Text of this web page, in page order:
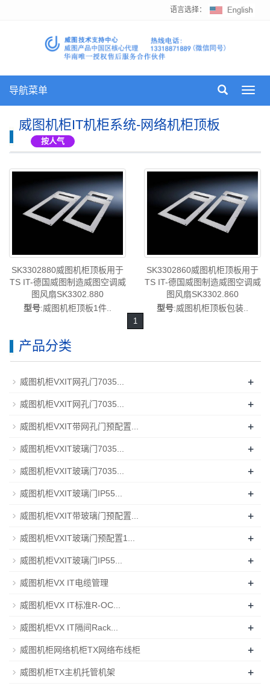
语言选择：
导航菜单
威图机柜IT机柜系统-网络机柜顶板
按人气
SK3302880威图机柜顶板用于
TS IT-德国威图制造威图空调威
图风扇SK3302.880
型号:威图机柜顶板1件..
SK3302860威图机柜顶板用于
TS IT-德国威图制造威图空调威
图风扇SK3302.860
型号:威图机柜顶板包装..
1
产品分类
威图机柜VXIT网孔门7035... +
威图机柜VXIT网孔门7035... +
威图机柜VXIT带网孔门预配置... +
威图机柜VXIT玻璃门7035... +
威图机柜VXIT玻璃门7035... +
威图机柜VXIT玻璃门IP55... +
威图机柜VXIT带玻璃门预配置... +
威图机柜VXIT玻璃门预配置1... +
威图机柜VXIT玻璃门IP55... +
威图机柜VX IT电缆管理 +
威图机柜VX IT标准R-OC... +
威图机柜VX IT隔间Rack... +
威图机柜网络机柜TX网络布线柜 +
威图机柜TX主机托管机架 +